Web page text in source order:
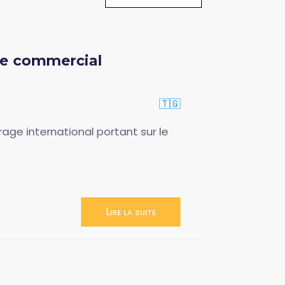
commercial
🇹🇬
international portant sur le
Lire la suite